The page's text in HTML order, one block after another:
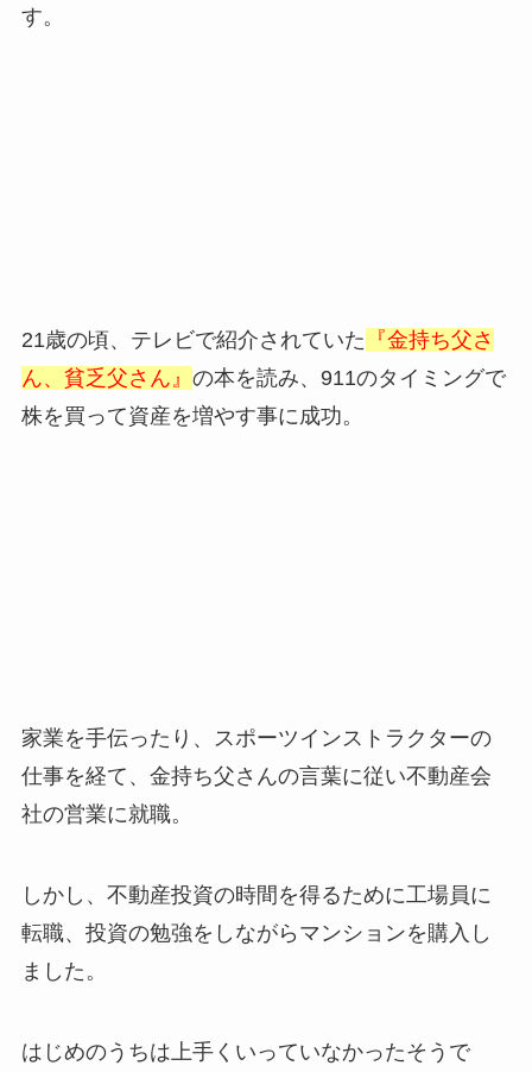
す。
21歳の頃、テレビで紹介されていた 『金持ち父さ
ん、貧乏父さん』 の本を読み、911のタイミングで
株を買って資産を増やす事に成功。
家業を手伝ったり、スポーツインストラクターの
仕事を経て、金持ち父さんの言葉に従い不動産会
社の営業に就職。
しかし、不動産投資の時間を得るために工場員に
転職、投資の勉強をしながらマンションを購入し
ました。
はじめのうちは上手くいっていなかったそうで